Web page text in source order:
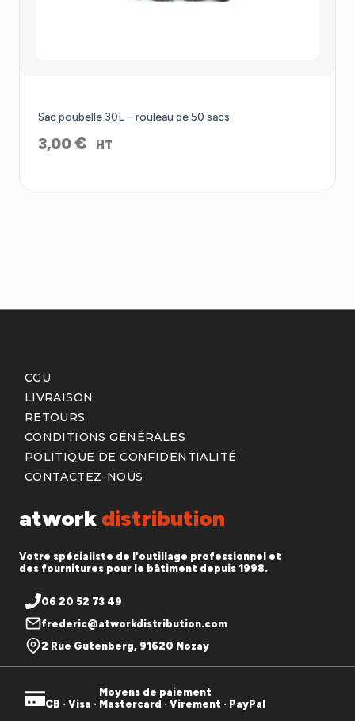
Sac poubelle 30L – rouleau de 50 sacs
3,00€ HT
atwork distribution
Votre spécialiste de l'outillage professionnel et
des fournitures pour le bâtiment depuis 1998.
06 20 52 73 49
frederic@atworkdistribution.com
2 Rue Gutenberg, 91620 Nozay
CGU
LIVRAISON
RETOURS
CONDITIONS GÉNÉRALES
POLITIQUE DE CONFIDENTIALITÉ
CONTACTEZ-NOUS
Moyens de paiement
CB · Visa · Mastercard · Virement · PayPal